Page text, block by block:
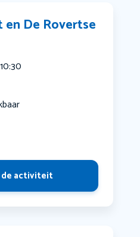
en De Rovertse
de activiteit